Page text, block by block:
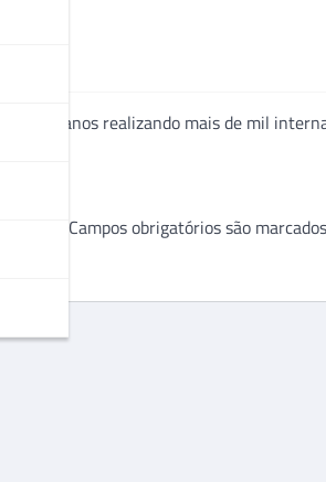
49 anos realizando mais de mil
Campos obrigatórios são